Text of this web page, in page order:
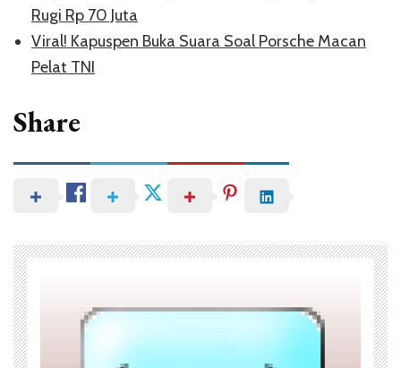
Rugi Rp 70 Juta
Viral! Kapuspen Buka Suara Soal Porsche Macan
Pelat TNI
Share